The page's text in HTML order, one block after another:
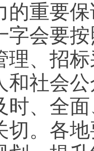
的重要
字会要
理、招
和社会
时、全
切。各